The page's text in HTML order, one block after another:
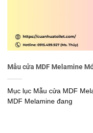
Mẫu cửa MDF Melamine
Mục lục Mẫu cửa MDF
MDF Melamine đang